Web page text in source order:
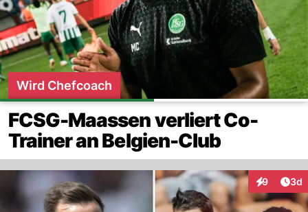
Wird Chefcoach
FCSG-Maassen verliert Co-
Trainer an Belgien-Club
9 3d